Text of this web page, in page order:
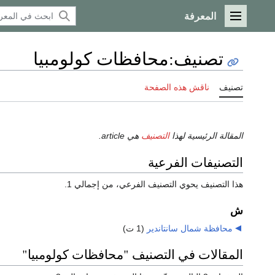
القائمة الرئيسية
المعرفة
تصنيف:محافظات كولومبيا
تصنيف ناقش هذه الصفحة
المقالة الرئيسية لهذاالتصنيف هي article.
التصنيفات الفرعية
هذا التصنيف يحوي التصنيف الفرعي، من إجمالي 1.
ش
محافظة شمال سانتاندير (1 ت)
المقالات في التصنيف "محافظات كولومبيا"